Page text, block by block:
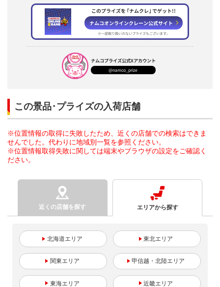
このプライズを ｢ナムクレ｣ でゲット!!
ナムコオンラインクレーン公式サイト
※一部取り扱いのないプライズもございます。
ナムコプライズ公式Xアカウント
@namco_prize
この景品･プライズの入荷店舗
※位置情報の取得に失敗したため、近くの店舗での検索はできま
せんでした。代わりに地域別一覧を参照ください。
※位置情報取得失敗に関しては端末やブラウザの設定をご確認く
ださい。
近くの店舗を探す エリアから探す
北海道 東北
関東 甲信越・北陸
東海 近畿